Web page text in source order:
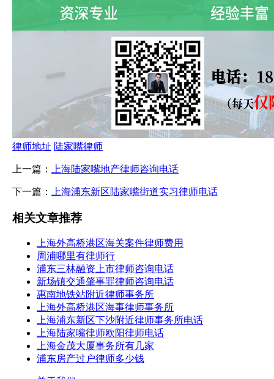
律师地址 陆家嘴律师
上一篇： 上海陆家嘴地产律师咨询电话
下一篇： 上海浦东新区陆家嘴街道实习律师电话
相关文章推荐
上海外高桥港区海关案件律师费用
周浦哪里有律师行
浦东三林融资上市律师咨询电话
新场镇交通肇事罪律师咨询电话
惠南地铁站附近律师事务所
上海外高桥港区海事律师事务所
上海浦东新区下沙附近律师事务所电话
上海陆家嘴律师欧阳律师电话
上海金茂大厦事务所有几家
浦东房产过户律师多少钱